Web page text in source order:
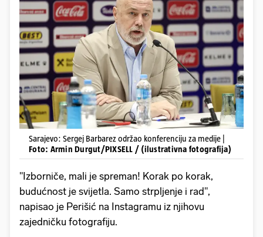
Sarajevo: Sergej Barbarez održao konferenciju za medije |
Foto: Armin Durgut/PIXSELL / (ilustrativna fotografija)
"Izborniče, mali je spreman! Korak po korak,
budućnost je svijetla. Samo strpljenje i rad",
napisao je Perišić na Instagramu iz njihovu
zajedničku fotografiju.